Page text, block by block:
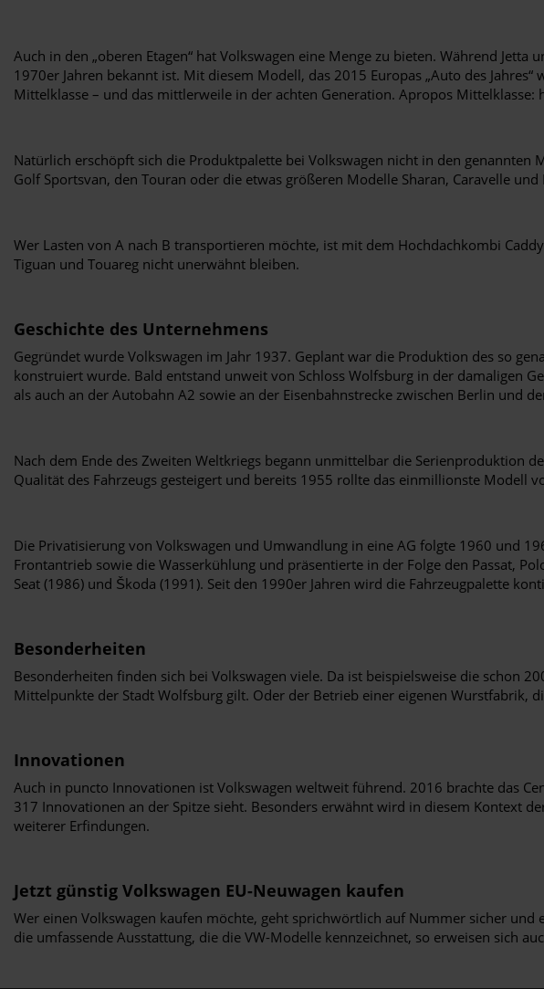
Auch in den „oberen Etagen“ hat Volkswagen eine Menge zu bieten. Während
1970er Jahren bekannt ist. Mit diesem Modell, das 2015 Europas „Auto des
Mittelklasse – und das mittlerweile in der achten Generation. Apropos
Natürlich erschöpft sich die Produktpalette bei Volkswagen nicht in den
Golf Sportsvan, den Touran oder die etwas größeren Modelle Sharan, Caravelle
Wer Lasten von A nach B transportieren möchte, ist mit dem Hochdachkombi
Tiguan und Touareg nicht unerwähnt bleiben.
Geschichte des Unternehmens
Gegründet wurde Volkswagen im Jahr 1937. Geplant war die Produktion des so
konstruiert wurde. Bald entstand unweit von Schloss Wolfsburg in der damaligen
als auch an der Autobahn A2 sowie an der Eisenbahnstrecke zwischen Berlin und
Nach dem Ende des Zweiten Weltkriegs begann unmittelbar die Serienproduktion
Qualität des Fahrzeugs gesteigert und bereits 1955 rollte das einmillionste Modell
Die Privatisierung von Volkswagen und Umwandlung in eine AG folgte 1960 und
Frontantrieb sowie die Wasserkühlung und präsentierte in der Folge den Passat,
Seat (1986) und Škoda (1991). Seit den 1990er Jahren wird die Fahrzeugpalette
Besonderheiten
Besonderheiten finden sich bei Volkswagen viele. Da ist beispielsweise die schon
Mittelpunkte der Stadt Wolfsburg gilt. Oder der Betrieb einer eigenen
Innovationen
Auch in puncto Innovationen ist Volkswagen weltweit führend. 2016 brachte das
317 Innovationen an der Spitze sieht. Besonders erwähnt wird in diesem Kontext
weiterer Erfindungen.
Jetzt günstig Volkswagen EU-Neuwagen kaufen
Wer einen Volkswagen kaufen möchte, geht sprichwörtlich auf Nummer sicher
die umfassende Ausstattung, die die VW-Modelle kennzeichnet, so erweisen sich